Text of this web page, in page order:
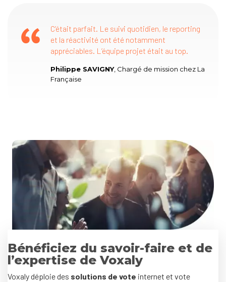
C’était parfait. Le suivi quotidien, le reporting
et la réactivité ont été notamment
appréciables. L’équipe projet était au top.
Philippe SAVIGNY, Chargé de mission chez La
Française
Bénéficiez du savoir-faire et de
l’expertise de Voxaly
Voxaly déploie des solutions de vote internet et vote